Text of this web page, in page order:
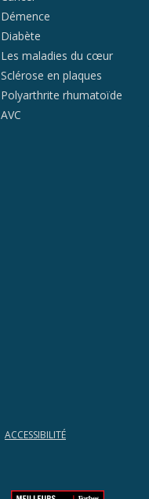
Démence
Diabète
Les maladies du cœur
Sclérose en plaques
Polyarthrite rhumatoïde
AVC
ACCESSIBILITÉ